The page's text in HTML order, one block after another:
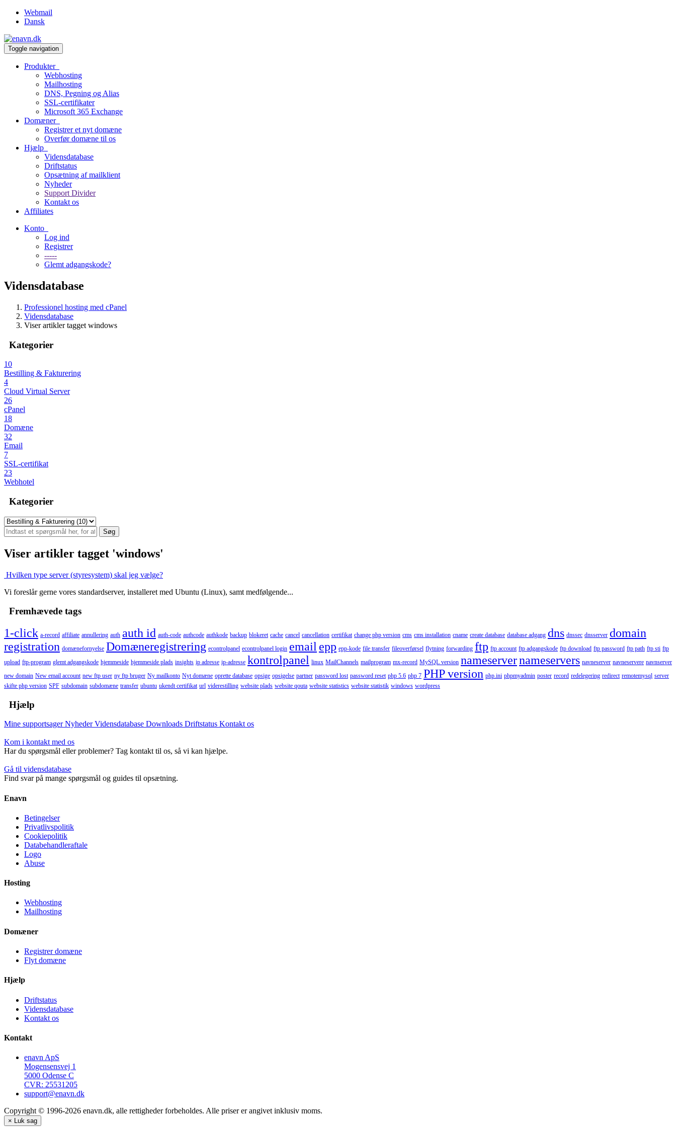
Webmail
Dansk
Toggle navigation
Produkter
Webhosting
Mailhosting
DNS, Pegning og Alias
SSL-certifikater
Microsoft 365 Exchange
Domæner
Registrer et nyt domæne
Overfør domæne til os
Hjælp
Vidensdatabase
Driftstatus
Opsætning af mailklient
Nyheder
Support Divider
Kontakt os
Affiliates
Konto
Log ind
Registrer
-----
Glemt adgangskode?
Vidensdatabase
Professionel hosting med cPanel
Vidensdatabase
Viser artikler tagget windows
Kategorier
10
Bestilling & Fakturering
4
Cloud Virtual Server
26
cPanel
18
Domæne
32
Email
7
SSL-certifikat
23
Webhotel
Kategorier
Viser artikler tagget 'windows'
Hvilken type server (styresystem) skal jeg vælge?
Vi foreslår gerne vores standardserver, installeret med Ubuntu (Linux), samt medfølgende...
Fremhævede tags
1-click a-record affiliate annullering auth auth id auth-code authcode authkode backup blokeret cache cancel cancellation certifikat change php version cms cms installation cname create database database adgang dns dnssec dnsserver domain
registration domænefornyelse Domæneregistrering econtrolpanel econtrolpanel login email epp epp-kode file transfer fileoverførsel flytning forwarding ftp ftp account ftp adgangskode ftp download ftp password ftp path ftp sti ftp
upload ftp-program glemt adgangskode hjemmeside hjemmeside plads insights ip adresse ip-adresse kontrolpanel linux MailChannels mailprogram mx-record MySQL version nameservernameservers navneserver navneservere navnserver
new domain New email account new ftp user ny ftp bruger Ny mailkonto Nyt domæne oprette database opsige opsigelse partner password lost password reset php 5.6 php 7 PHP version php.ini phpmyadmin poster record redelegering redirect remotemysql server
skifte php version SPF subdomain subdomæne transfer ubuntu ukendt certifikat url viderestilling website plads website qouta website statistics website statistik windows wordpress
Hjælp
Mine supportsagerNyhederVidensdatabase Downloads Driftstatus Kontakt os
Kom i kontakt med os
Har du spørgsmål eller problemer? Tag kontakt til os, så vi kan hjælpe.
Gå til vidensdatabase
Find svar på mange spørgsmål og guides til opsætning.
Enavn
Betingelser
Privatlivspolitik
Cookiepolitik
Databehandleraftale
Logo
Abuse
Hosting
Webhosting
Mailhosting
Domæner
Registrer domæne
Flyt domæne
Hjælp
Driftstatus
Vidensdatabase
Kontakt os
Kontakt
enavn ApS
Mogensensvej 1
5000 Odense C
CVR: 25531205
support@enavn.dk
Copyright © 1996-2026 enavn.dk, alle rettigheder forbeholdes. Alle priser er angivet inklusiv moms.
× Luk sag